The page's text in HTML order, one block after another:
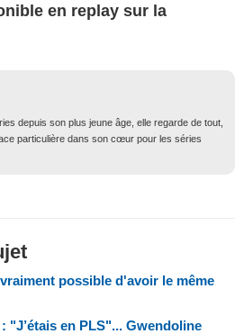
en replay sur la
depuis son plus jeune âge, elle regarde de tout,
particulière dans son cœur pour les séries
possible d'avoir le même
"J’étais en PLS"... Gwendoline